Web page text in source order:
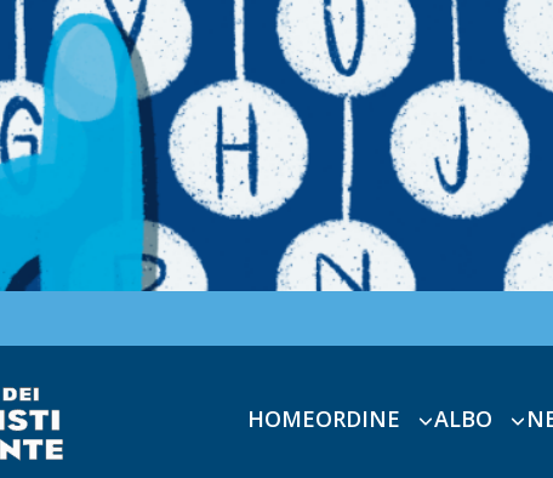
HOMEORDINE ALBO